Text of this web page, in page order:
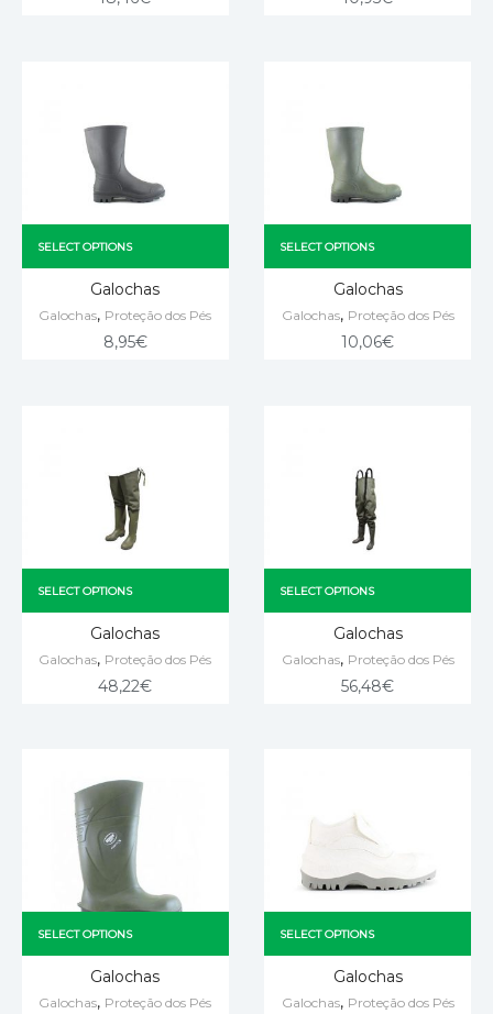
SELECT OPTIONS
Galochas
Galochas, Proteção dos Pés
8,95€
SELECT OPTIONS
Galochas
Galochas, Proteção dos Pés
10,06€
SELECT OPTIONS
Galochas
Galochas, Proteção dos Pés
48,22€
SELECT OPTIONS
Galochas
Galochas, Proteção dos Pés
56,48€
SELECT OPTIONS
Galochas
Galochas, Proteção dos Pés
SELECT OPTIONS
Galochas
Galochas, Proteção dos Pés